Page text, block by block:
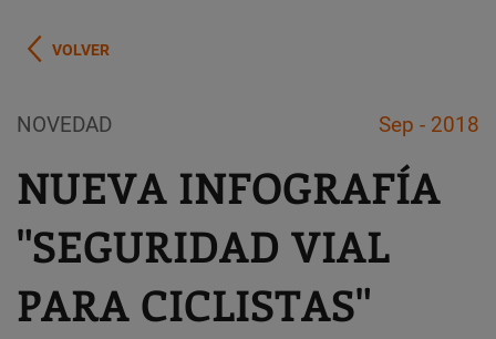
VOLVER
NOVEDAD Sep - 2018
NUEVA INFOGRAFÍA
"SEGURIDAD VIAL
PARA CICLISTAS"